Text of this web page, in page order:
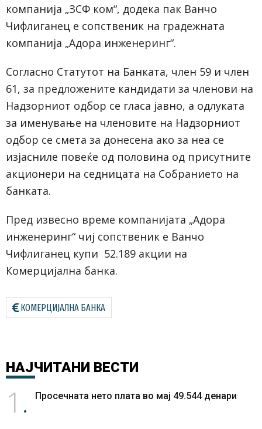
компанија „ЗСФ ком“, додека пак Ванчо
Чифлиганец е сопственик на градежната
компанија „Адора инженеринг“.
Согласно Статутот на Банката, член 59 и член
61, за предложените кандидати за членови на
Надзорниот одбор се гласа јавно, а одлуката
за именување на членовите на Надзорниот
одбор се смета за донесена ако за неа се
изјасниле повеќе од половина од присутните
акционери на седницата на Собранието на
банката.
Пред извесно време компанијата „Адора
инженеринг“ чиј сопственик е Ванчо
Чифлиганец купи 52.189 акции на
Комерцијална банка.
КОМЕРЦИЈАЛНА БАНКА
НАЈЧИТАНИ ВЕСТИ
1 Просечната нето плата во мај 49.544 денари